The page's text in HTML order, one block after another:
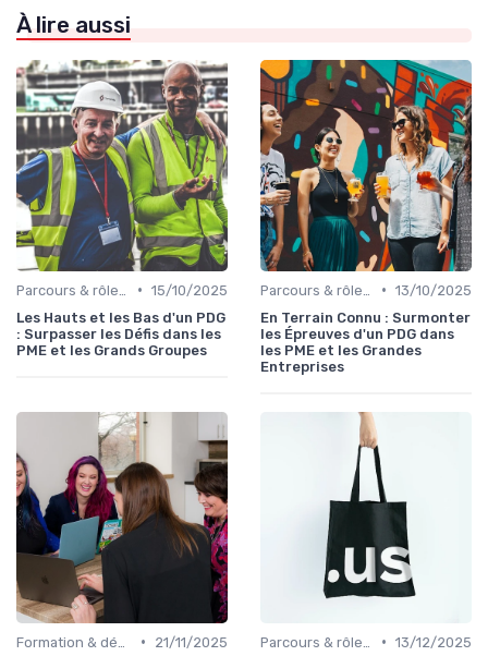
À lire aussi
• 15/10/2025
Les Hauts et les Bas d'un PDG
: Surpasser les Défis dans les
PME et les Grands Groupes
• 13/10/2025
En Terrain Connu : Surmonter
les Épreuves d'un PDG dans
les PME et les Grandes
Entreprises
•
21/11/2025
• 13/12/2025